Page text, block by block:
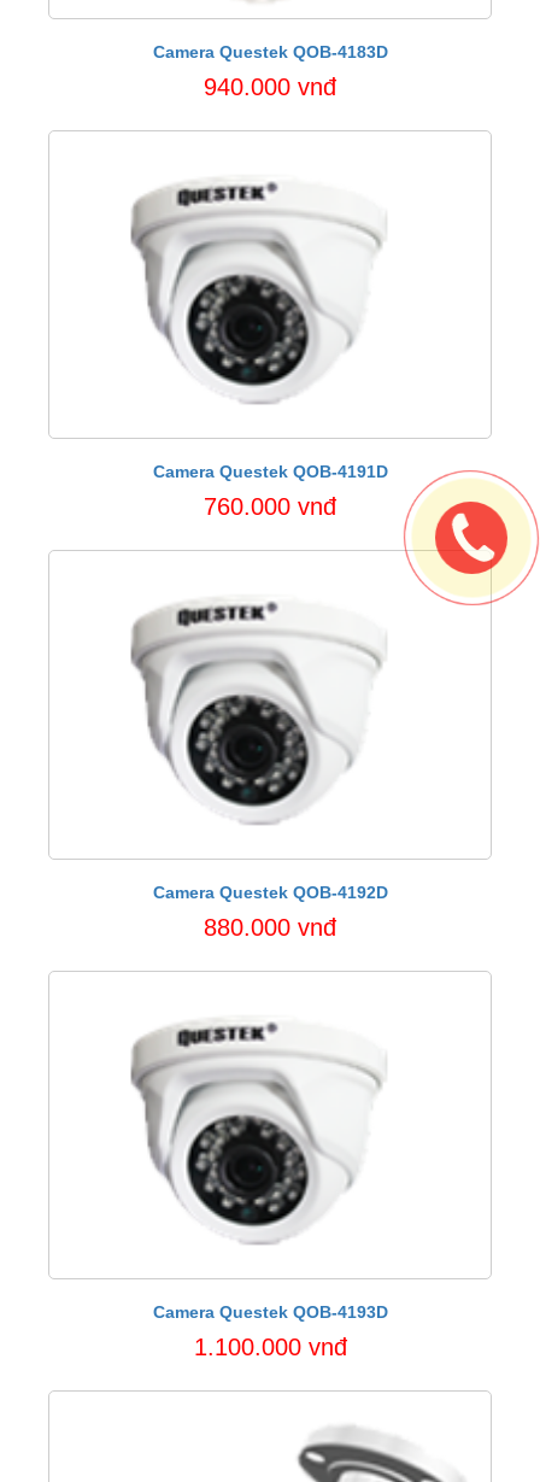
Camera Questek QOB-4183D
940.000 vnđ
Camera Questek QOB-4191D
760.000 vnđ
Camera Questek QOB-4192D
880.000 vnđ
Camera Questek QOB-4193D
1.100.000 vnđ